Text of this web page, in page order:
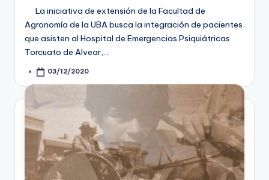
La iniciativa de extensión de la Facultad de
Agronomía de la UBA busca la integración de pacientes
que asisten al Hospital de Emergencias Psiquiátricas
Torcuato de Alvear,…
Posted03/12/2020